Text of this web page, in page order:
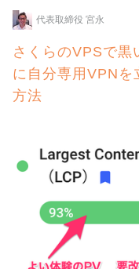
代表取締役 宮永
さくらのVPSで黒
に自分専用VPNを
方法